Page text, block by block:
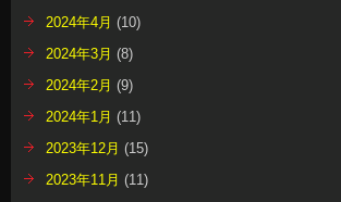
2024年4月 (10)
2024年3月 (8)
2024年2月 (9)
2024年1月 (11)
2023年12月 (15)
2023年11月 (11)